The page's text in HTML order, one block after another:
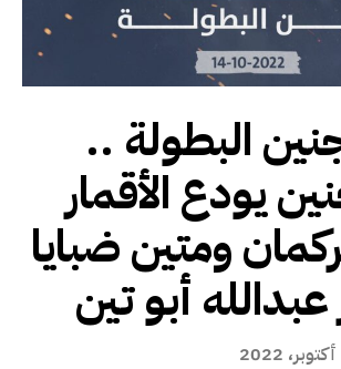
البطولة ..
يودع الأقمار
ومتين ضبايا
عبدالله أبو تين